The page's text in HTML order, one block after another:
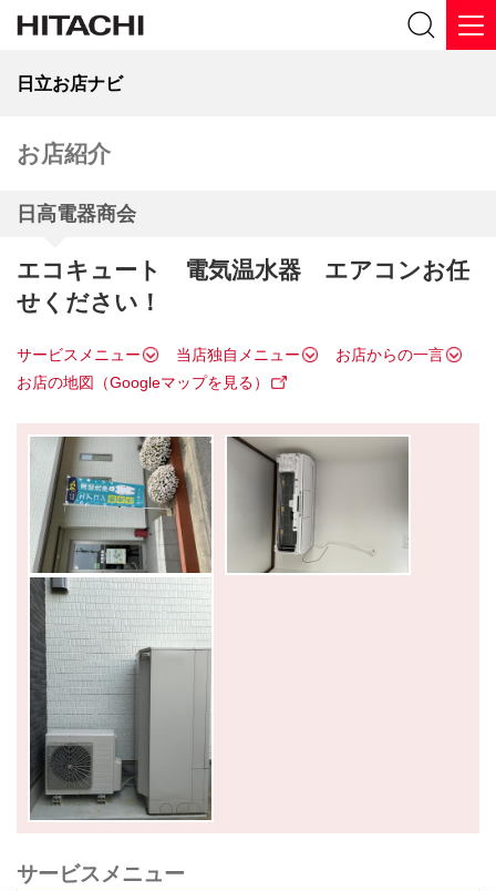
日立お店ナビ
お店紹介
日高電器商会
エコキュート 電気温水器 エアコンお任
せください！
サービスメニュー 当店独自メニュー
お店からの一言
お店の地図（Googleマップを見る）
サービスメニュー